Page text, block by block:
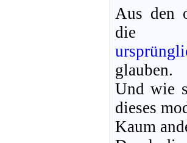
Aus den
die
glauben.
Und wie
dieses
Kaum